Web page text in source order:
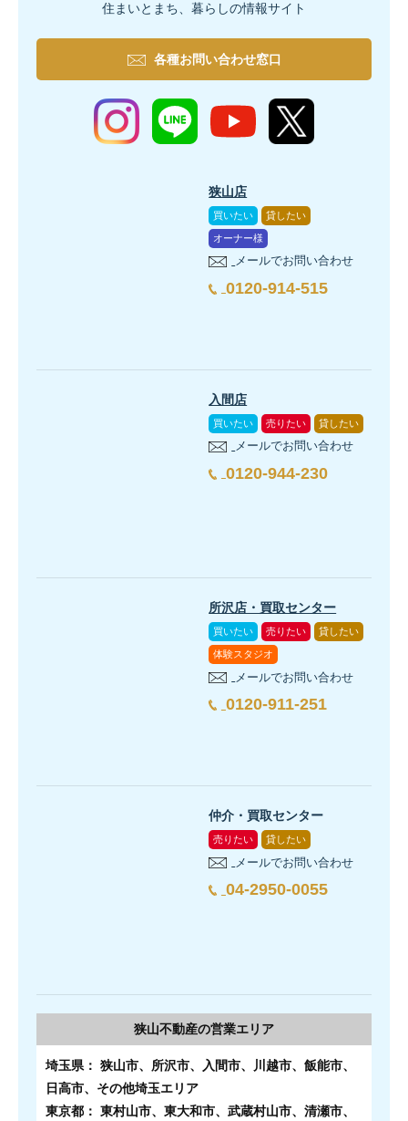
住まいとまち、暮らしの情報サイト
各種お問い合わせ窓口
狭山店
買いたい 貸したい
オーナー様
メールでお問い合わせ
0120-914-515
入間店
買いたい 売りたい 貸したい
メールでお問い合わせ
0120-944-230
所沢店・買取センター
買いたい 売りたい 貸したい
体験スタジオ
メールでお問い合わせ
0120-911-251
仲介・買取センター
売りたい 貸したい
メールでお問い合わせ
04-2950-0055
狭山不動産の営業エリア
埼玉県： 狭山市、所沢市、入間市、川越市、飯能市、
日高市、その他埼玉エリア
東京都： 東村山市、東大和市、武蔵村山市、清瀬市、